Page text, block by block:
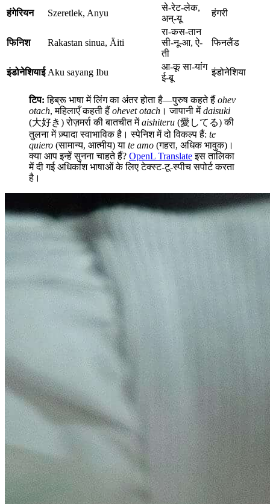
हंगेरियन
Szeretlek, Anyu
से-रेट-लेक,
अन्-यू
हंगरी
फिनिश Rakastan sinua, Äiti
रा-कस-तान
सी-नू-आ, ऐ-
ती
फिनलैंड
इंडोनेशियाई Aku sayang Ibu
आ-कू सा-यांग
ई-बू
इंडोनेशिया
टिप: हिब्रू भाषा में लिंग का अंतर होता है—पुरुष कहते हैं ohev
otach, महिलाएँ कहती हैं ohevet otach । जापानी मेंdaisuki
(大好き) रोज़मर्रा की बातचीत मेंaishiteru (愛してる) की
तुलना में ज़्यादा स्वाभाविक है। स्पेनिश में दो विकल्प हैं: te
quiero (सामान्य, आत्मीय) या te amo (गहरा, अधिक भावुक)।
क्या आप इन्हें सुनना चाहते हैं? OpenL Translateइस तालिका
में दी गई अधिकांश भाषाओं के लिए टेक्स्ट-टू-स्पीच सपोर्ट करता
है।